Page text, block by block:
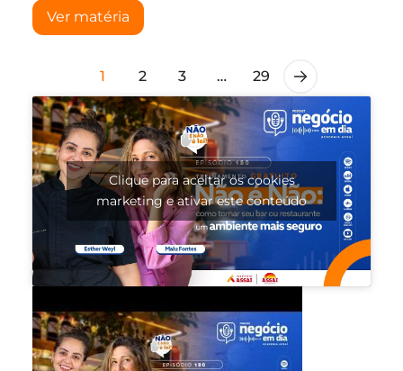
Ver matéria
1 2 3 … 29
Clique para aceitar os cookies
marketing e ativar este conteúdo